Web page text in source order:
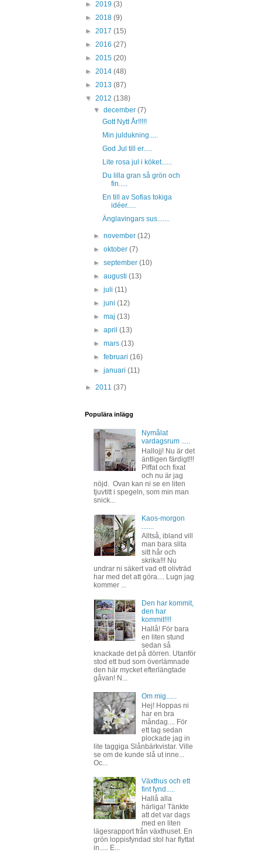
► 2019 (3)
► 2018 (9)
► 2017 (15)
► 2016 (27)
► 2015 (20)
► 2014 (48)
► 2013 (87)
▼ 2012 (138)
▼december(7)
Gott Nytt År!!!!!
Min juldukning.....
God Jul till er.....
Lite rosa jul i köket......
Du lilla gran så grön och
fin.....
En till av Sofias tokiga
idéer.....
Änglavingars sus.......
►november(12)
►oktober(7)
►september(10)
►augusti(13)
►juli(11)
►juni(12)
►maj(13)
►april(13)
►mars(13)
►februari(16)
►januari(11)
► 2011 (37)
Populära inlägg
Nymålat
vardagsrum .....
Hallojj! Nu är det
äntligen färdigt!!!
Piffat och fixat
och nu är jag
nöjd. Ovan kan ni se en liten
tjuvtitt i spegeln, som min man
snick...
Kaos-morgon
Alltså, ibland vill
man bara slita
sitt hår och
skrika!!! Nu
undrar ni säkert vad ett olivträd
har med det att göra.... Lugn jag
kommer ...
Den har kommit,
den har
kommit!!!!
Hallå! För bara
en liten stund
sedan så
knackade det på dörren. Utanför
stod ett bud som överlämnade
den här mycket efterlängtade
gåvan! N...
Om mig......
Hej! Hoppas ni
har en bra
måndag.... För
ett tag sedan
plockade jag in
lite taggiga Slånbärkvistar. Ville
se om de kunde slå ut inne...
Oc...
Växthus och ett
fint fynd.....
Hallå alla
härliga! Tänkte
att det var dags
med en liten
lägesrapport från växthuset. En
grön loppisfyndad stol har flyttat
in..... E...